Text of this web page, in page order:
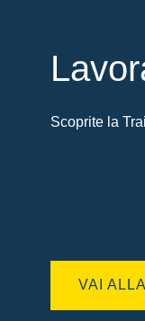
Scoprite la
VAI